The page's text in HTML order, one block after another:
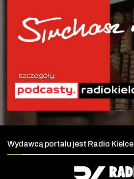
Wydawcą portalu jest Radio Kielce